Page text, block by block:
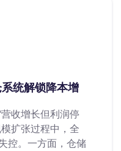
统解锁降本增
收增长但利润停
扩张过程中，全
控。一方面，仓储